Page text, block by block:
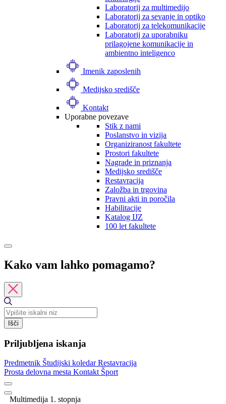
Laboratorij za multimedijo
Laboratorij za sevanje in optiko
Laboratorij za telekomunikacije
Laboratorij za uporabniku
prilagojene komunikacije in
ambientno inteligenco
Imenik zaposlenih
Medijsko središče
Kontakt
Uporabne povezave
Stik z nami
Poslanstvo in vizija
Organiziranost fakultete
Prostori fakultete
Nagrade in priznanja
Medijsko središče
Restavracija
Založba in trgovina
Pravni akti in poročila
Habilitacije
Katalog IJZ
100 let fakultete
Kako vam lahko pomagamo?
Išči
Priljubljena iskanja
Predmetnik Študijski koledarRestavracija
Prosta delovna mesta Kontakt Šport
Multimedija 1. stopnja